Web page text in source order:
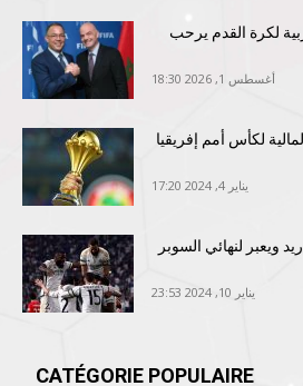
لكرة القدم يرحب
أغسطس 1, 2026 18:30
لكأس أمم إفريقيا
يناير 4, 2024 17:20
ويعبر لنهائي السوبر
يناير 10, 2024 23:53
CATÉGORIE POPULAIRE